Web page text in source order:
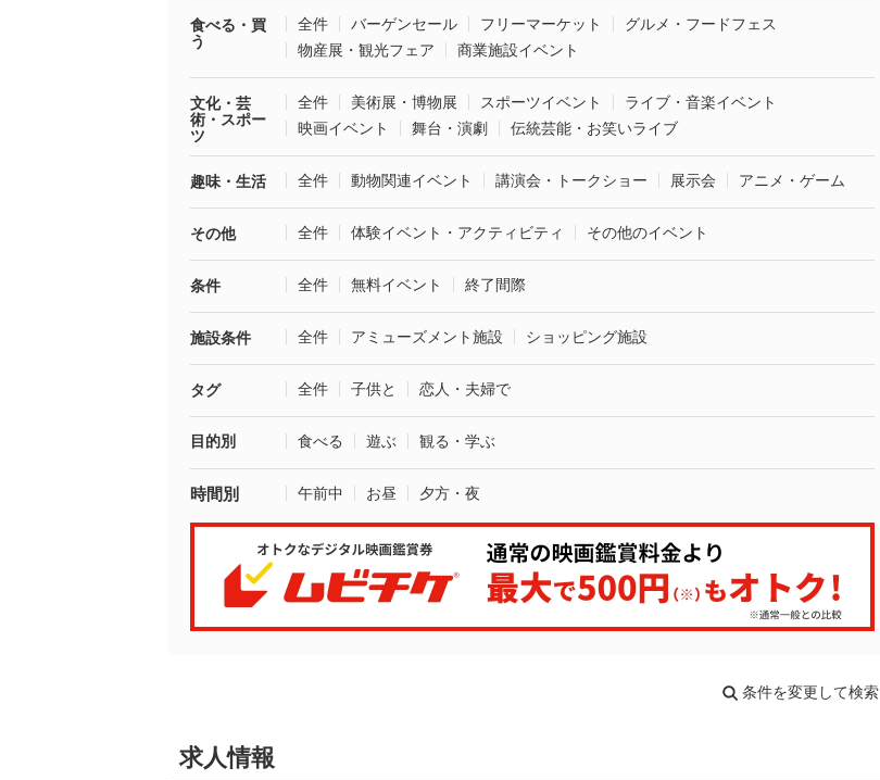
食べる・買
う
全件 バーゲンセール フリーマーケット
グルメ・フードフェス
物産展・観光フェア
商業施設イベント
文化・芸
術・スポー
ツ
全件 美術展・博物展 スポーツイベント
ライブ・音楽イベント
映画イベント
舞台・演劇 伝統芸能・お笑いライブ
趣味・生活 全件 動物関連イベント 講演会・トークショー 展示会 アニメ・ゲーム
その他 全件 体験イベント・アクティビティ その他のイベント
条件 全件 無料イベント 終了間際
施設条件 全件 アミューズメント施設 ショッピング施設
タグ 全件 子供と 恋人・夫婦で
目的別 食べる 遊ぶ 観る・学ぶ
時間別 午前中 お昼 夕方・夜
条件を変更して検索
求人情報